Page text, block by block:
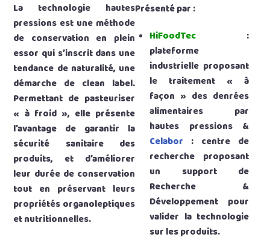
La technologie hautes
pressions est une méthode
de conservation en plein
essor qui s’inscrit dans une
tendance de naturalité, une
démarche de clean label.
Permettant de pasteuriser
« à froid », elle présente
l’avantage de garantir la
sécurité sanitaire des
produits, et d’améliorer
leur durée de conservation
tout en préservant leurs
propriétés organoleptiques
et nutritionnelles.
Présenté par :
HiFoodTec :
plateforme
industrielle proposant
le traitement « à
façon » des denrées
alimentaires par
hautes pressions &
Celabor : centre de
recherche proposant
un support de
Recherche &
Développement pour
valider la technologie
sur les produits.